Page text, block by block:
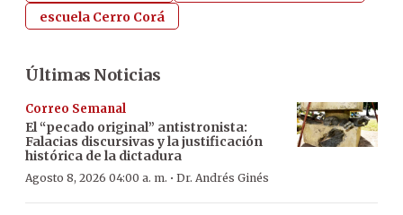
escuela Cerro Corá
Últimas Noticias
Correo Semanal
El “pecado original” antistronista:
Falacias discursivas y la justificación
histórica de la dictadura
Agosto 8, 2026 04:00 a. m. · Dr. Andrés Ginés